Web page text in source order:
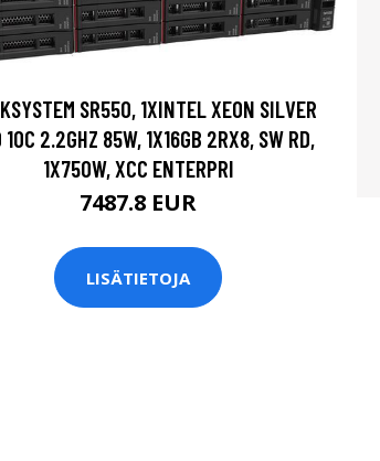
SR550, 1XINTEL XEON SILVER
2.2GHZ 85W, 1X16GB 2RX8, SW RD,
1X750W, XCC ENTERPRI
7487.8 EUR
LISÄTIETOJA